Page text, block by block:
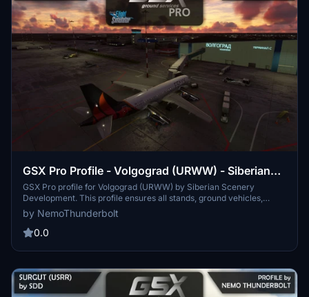
GSX Pro Profile - Volgograd (URWW) - Siberian
Scenery Development
GSX Pro profile for Volgograd (URWW) by Siberian Scenery
Development. This profile ensures all stands, ground vehicles,
marshallers, pushback tracks, and deicing pads are correctly
placed at the airport. Enhance your airport experience with this
detailed GSX Pro profile.
by NemoThunderbolt
0.0